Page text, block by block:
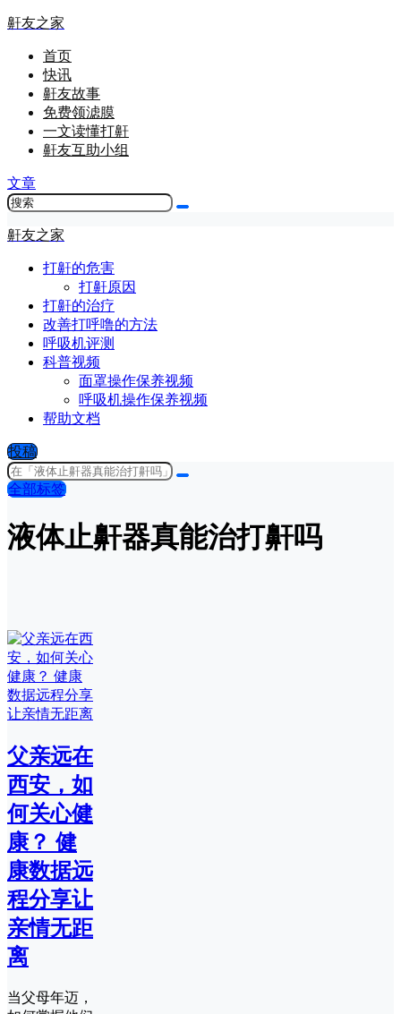
鼾友之家
首页
快讯
鼾友故事
免费领滤膜
一文读懂打鼾
鼾友互助小组
文章
鼾友之家
打鼾的危害
打鼾原因
打鼾的治疗
改善打呼噜的方法
呼吸机评测
科普视频
面罩操作保养视频
呼吸机操作保养视频
帮助文档
投稿
全部标签
液体止鼾器真能治打鼾吗
父亲远在
西安，如
何关心健
康？ 健
康数据远
程分享让
亲情无距
离
当父母年迈，